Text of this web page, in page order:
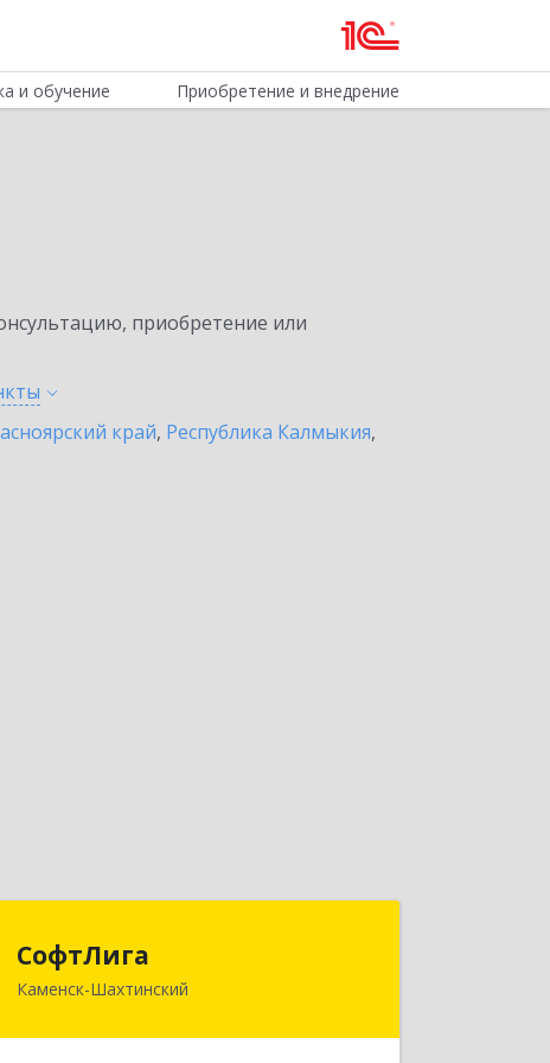
и обучение Приобретение и внедрение
приобретение или
край, Республика Калмыкия,
СофтЛига
Каменск-Шахтинский
347800, Ростовская обл, Каменск-